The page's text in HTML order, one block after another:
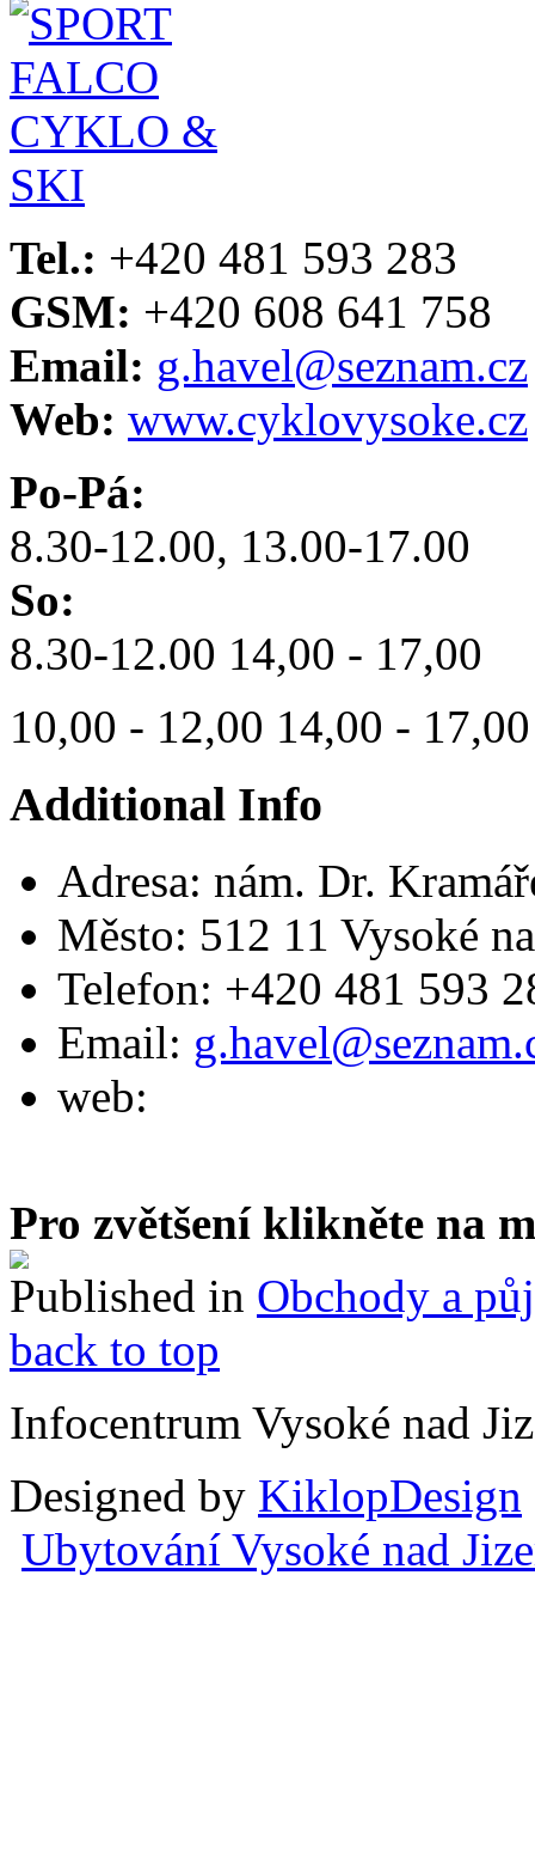
Tel.: +420 481 593 283
GSM: +420 608 641 758
Email: g.havel@seznam.cz
Web: www.cyklovysoke.cz
Po-Pá:
8.30-12.00, 13.00-17.00
So:
8.30-12.00 14,00 - 17,00
10,00 - 12,00 14,00 - 17,00
Additional Info
Adresa: nám. Dr.
Město: 512 11 Vysoké
Telefon: +420 481 593
Email:
web:
Pro zvětšení klikněte na
Published in Obchody a
back to top
Infocentrum Vysoké nad
Designed by KiklopDesign
Ubytování Vysoké nad